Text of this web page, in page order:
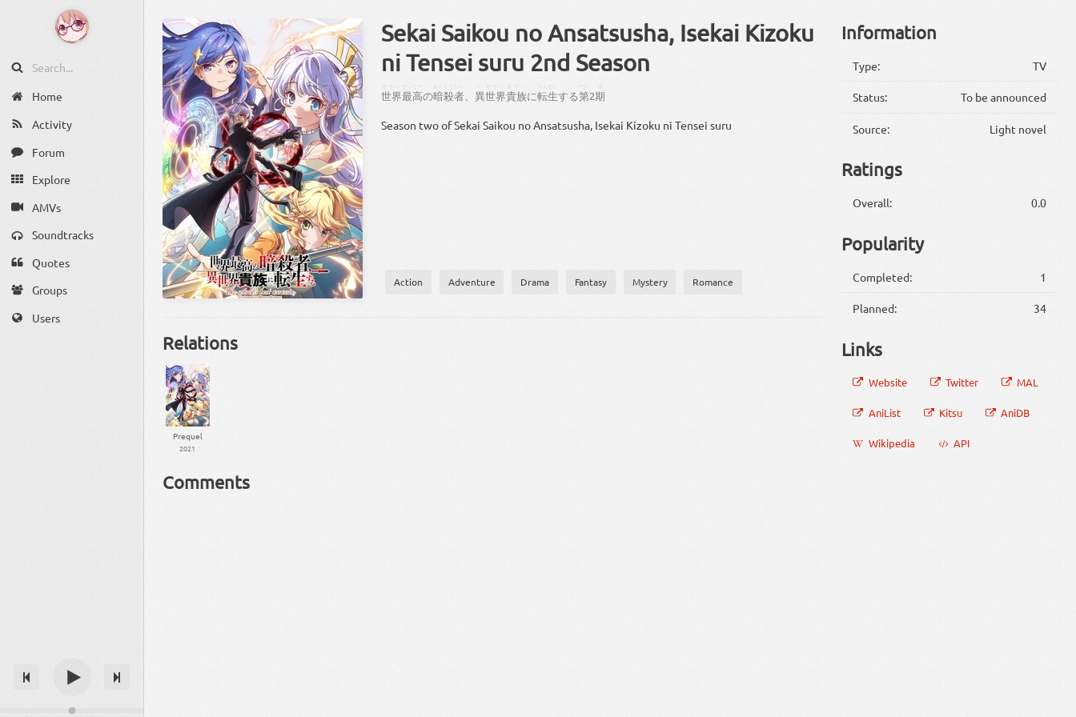
Home
Activity
Forum
Explore
AMVs
Soundtracks
Quotes
Groups
Users
Sekai Saikou no Ansatsusha, Isekai Kizoku
ni Tensei suru 2nd Season
世界最高の暗殺者 、異世界貴族に転生
てんせい
する第2期
Season two of Sekai Saikou no Ansatsusha, Isekai Kizoku ni Tensei suru
Action Adventure Drama Fantasy Mystery Romance
Relations
Prequel
2021
Comments
Information
Type: TV
Status: To be announced
Source: Light novel
Ratings
Overall: 0.0
Popularity
Completed: 1
Planned: 34
Links
Website Twitter MAL
AniList Kitsu AniDB
Wikipedia API